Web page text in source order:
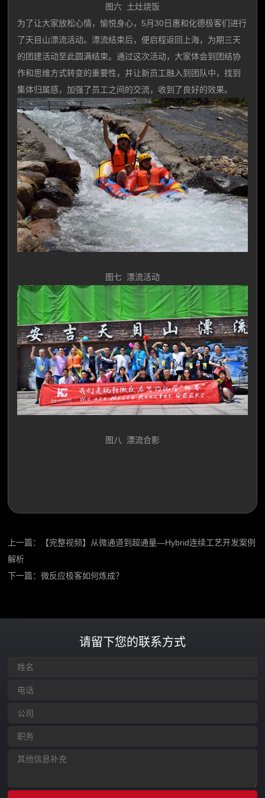
图六 土灶烧饭
为了让大家放松心情，愉悦身心，5月30日惠和化德极客们进行
了天目山漂流活动。漂流结束后，便启程返回上海，为期三天
的团建活动至此圆满结束。通过这次活动，大家体会到团结协
作和思维方式转变的重要性，并让新员工融入到团队中，找到
集体归属感，加强了员工之间的交流，收到了良好的效果。
图七 漂流活动
图八 漂流合影
上一篇：
【完整视频】从微通道到超通量—Hybrid连续工艺开发案例
解析
下一篇：微反应极客如何炼成？
请留下您的联系方式